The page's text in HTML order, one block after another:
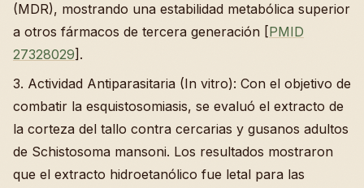
(MDR), mostrando una estabilidad metabólica superior
a otros fármacos de tercera generación [PMID
27328029].
3. Actividad Antiparasitaria (In vitro): Con el objetivo de
combatir la esquistosomiasis, se evaluó el extracto de
la corteza del tallo contra cercarias y gusanos adultos
de Schistosoma mansoni. Los resultados mostraron
que el extracto hidroetanólico fue letal para las